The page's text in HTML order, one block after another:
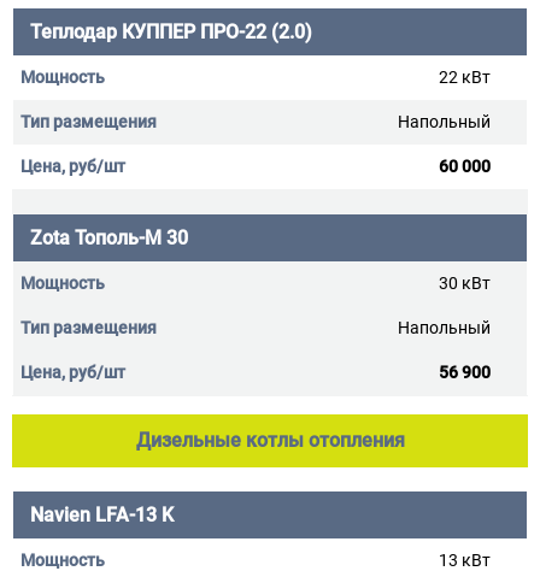
Теплодар КУППЕР ПРО-22 (2.0)
22 кВт
Напольный
60 000
Zota Тополь-М 30
30 кВт
Напольный
56 900
Дизельные котлы отопления
Navien LFA-13 K
13 кВт